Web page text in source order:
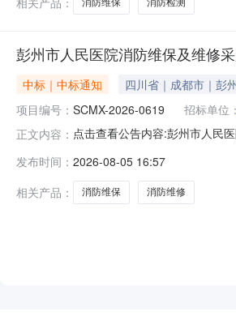
消防维保 消防检测
彭州市人民医院消防维保及维修
中标｜中标通知 四川省｜成都市｜彭
项目编号： SCMX-2026-0619 招标单位：
正文内容： 点击查看公告内容:彭州市人民
发布时间： 2026-08-05 16:57
相关产品：
消防维保 消防维修